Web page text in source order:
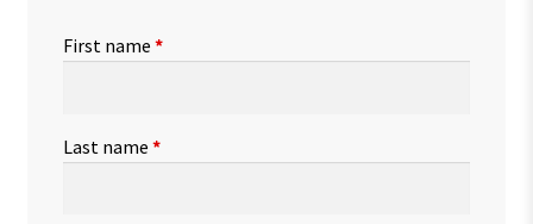
First name *
Last name *